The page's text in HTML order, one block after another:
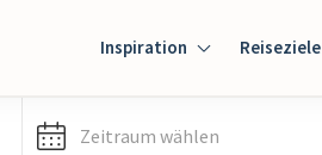
Inspiration Reiseziele
Zeitraum wählen